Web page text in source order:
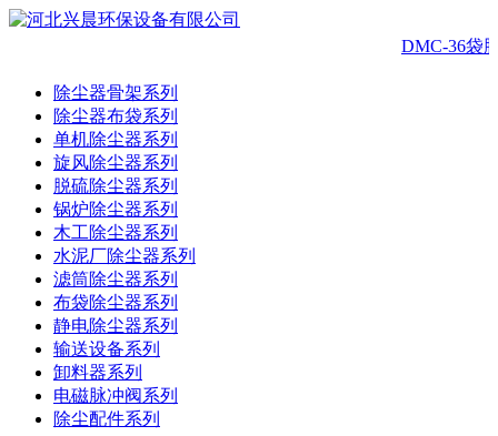
DMC-36袋
除尘器骨架系列
除尘器布袋系列
单机除尘器系列
旋风除尘器系列
脱硫除尘器系列
锅炉除尘器系列
木工除尘器系列
水泥厂除尘器系列
滤筒除尘器系列
布袋除尘器系列
静电除尘器系列
输送设备系列
卸料器系列
电磁脉冲阀系列
除尘配件系列